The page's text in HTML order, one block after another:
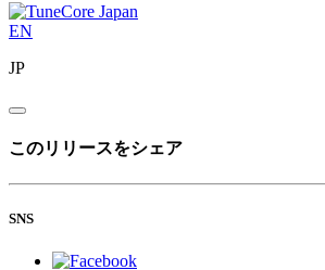
EN
JP
このリリースをシェア
SNS